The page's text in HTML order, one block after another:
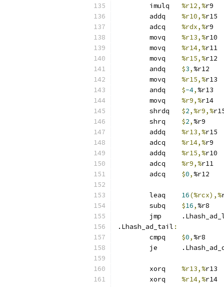
%r12,%r9
%r10,%r15
%rdx,%r9
%r13,%r10
%r14,%r11
%r15,%r12
$3, %r12
%r15,%r13
$-4, %r13
%r9,%r14
$2,%r9,%
$2, %r9
%r13,%r15
%r14,%r9
%r15,%r10
%r9,%r11
$0, %r12
16(%rcx),%
$16, %r8
jmp
.Lhash_ad_tail :
$0, %r8
je
%r13,%r13
%r14,%r14